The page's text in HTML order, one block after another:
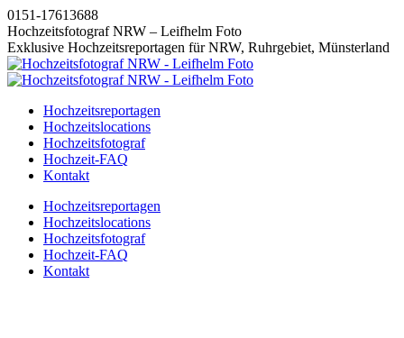
Zum
Inhalt
springen
0151-17613688
Hochzeitsfotograf NRW – Leifhelm Foto
Exklusive Hochzeitsreportagen für NRW, Ruhrgebiet, Münsterland
Hochzeitsreportagen
Hochzeitslocations
Hochzeitsfotograf
Hochzeit-FAQ
Kontakt
Instagram
page
opens
new
Facebook
page
opens
new
Pinterest
page
opens
new
page
opens
new
Hochzeitsreportagen
Hochzeitslocations
Hochzeitsfotograf
Hochzeit-FAQ
Kontakt